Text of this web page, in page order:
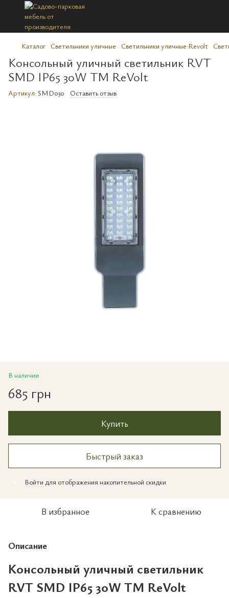
Каталог Светильники уличные Светильники уличные Revolt
Консольный уличный светильник RVT
SMD IP65 30W ТM ReVolt
Артикул: SMD030 Оставить отзыв
В наличии
685 грн
Купить
Быстрый заказ
Войти для отображения накопительной скидки
В избранное К сравнению
Описание
Консольный уличный светильник
RVT SMD IP65 30W ТM ReVolt